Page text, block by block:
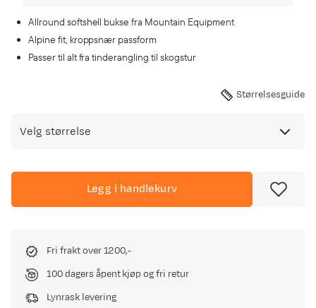
Allround softshell bukse fra Mountain Equipment
Alpine fit, kroppsnær passform
Passer til alt fra tinderangling til skogstur
Størrelsesguide
Velg størrelse
Legg i handlekurv
Fri frakt over 1200,-
100 dagers åpent kjøp og fri retur
Lynrask levering